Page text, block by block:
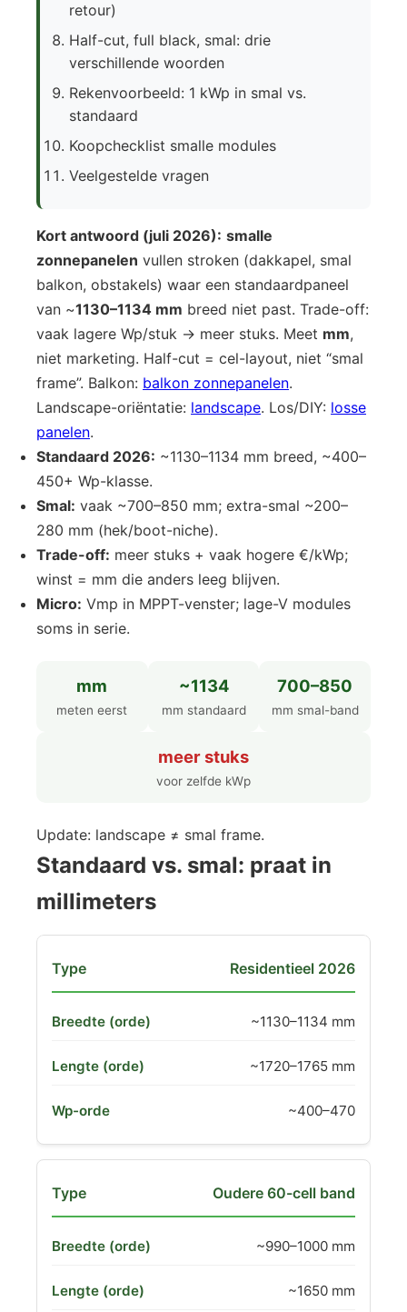
retour)
Half-cut, full black, smal: drie
verschillende woorden
Rekenvoorbeeld: 1 kWp in smal vs.
standaard
Koopchecklist smalle modules
Veelgestelde vragen
Kort antwoord (juli 2026): smalle
zonnepanelen vullen stroken (dakkapel, smal
balkon, obstakels) waar een standaardpaneel
van ~1130–1134 mm breed niet past. Trade-off:
vaak lagere Wp/stuk → meer stuks. Meet mm,
niet marketing. Half-cut = cel-layout, niet “smal
frame”. Balkon: balkon zonnepanelen.
Landscape-oriëntatie: landscape. Los/DIY: losse
panelen.
Standaard 2026: ~1130–1134 mm breed, ~400–
450+ Wp-klasse.
Smal: vaak ~700–850 mm; extra-smal ~200–
280 mm (hek/boot-niche).
Trade-off: meer stuks + vaak hogere €/kWp;
winst = mm die anders leeg blijven.
Micro: Vmp in MPPT-venster; lage-V modules
soms in serie.
mm
meten eerst
~1134
mm standaard
700–850
mm smal-band
meer stuks
voor zelfde kWp
Update: landscape ≠ smal frame.
Standaard vs. smal: praat in
millimeters
Residentieel 2026
~1130–1134 mm
~1720–1765 mm
~400–470
Oudere 60-cell band
~990–1000 mm
~1650 mm